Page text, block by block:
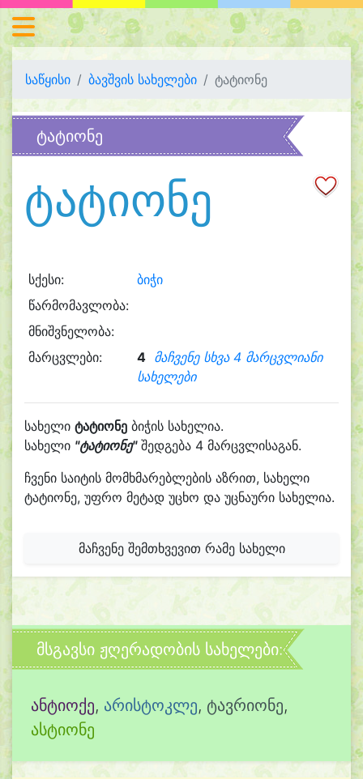
საწყისი ბავშვის სახელები ტატიონე
ტატიონე
ტატიონე
სქესი:
ბიჭი
წარმომავლობა:
მნიშვნელობა:
მარცვლები:
4 მაჩვენე სხვა 4 მარცვლიანი
სახელები
სახელი ტატიონე ბიჭის სახელია.
სახელი "ტატიონე"შედგება 4 მარცვლისაგან.
ჩვენი საიტის მომხმარებლების აზრით, სახელი
ტატიონე, უფრო მეტად უცხო და უცნაური სახელია.
მაჩვენე შემთხვევით რამე სახელი
მსგავსი ჟღერადობის სახელები:
ანტიოქე, არისტოკლე, ტავრიონე,
ასტიონე